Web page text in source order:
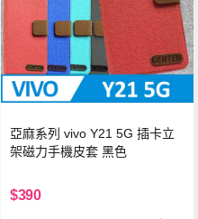
亞麻系列 vivo Y21 5G 插卡立
架磁力手機皮套 黑色
$390